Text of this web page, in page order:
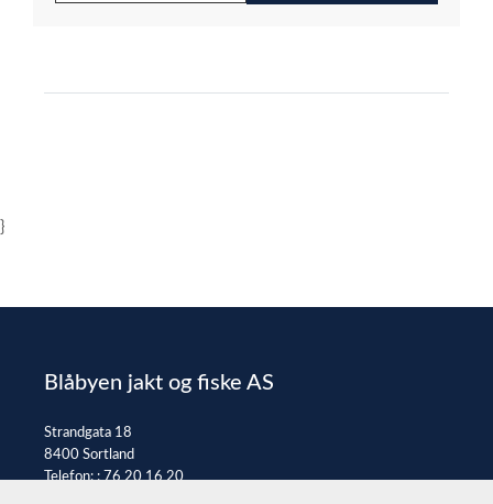
}
Blåbyen jakt og fiske AS
Strandgata 18
8400 Sortland
Telefon: :76 20 16 20